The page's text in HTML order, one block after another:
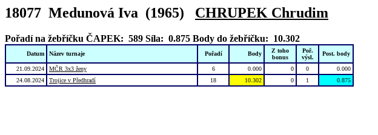
18077 Medunová Iva (1965) CHRUPEK Chrudim
Pořadí na žebříčku ČAPEK: 589 Síla: 0.875 Body do žebříčku: 10.302
Datum Název turnaje Pořadí Body
Z toho
bonus
Poř.
výsl.
Post. body
21.09.2024 MČR 3x3 ženy 6 0.000 0 0
0.000
24.08.2024
Trojice v Předhradí 18 10.302 0 1 0.875